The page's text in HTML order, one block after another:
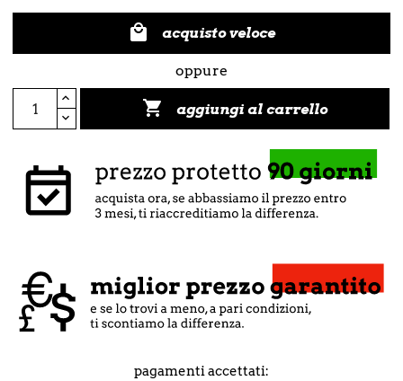
 acquisto veloce
oppure
 aggiungi al carrello
pagamenti accettati: